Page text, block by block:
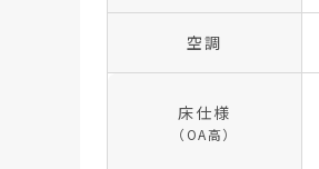
空調
床仕様
（OA高）